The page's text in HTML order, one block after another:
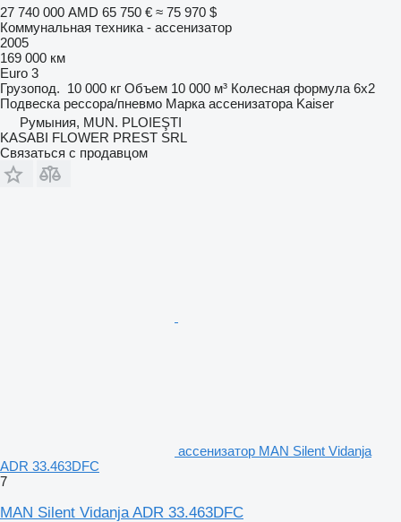
27 740 000 AMD 65 750 € ≈ 75 970 $
Коммунальная техника - ассенизатор
2005
169 000 км
Euro 3
Грузопод. 10 000 кг Объем 10 000 м³ Колесная формула 6x2
Подвеска рессора/пневмо Марка ассенизатора Kaiser
Румыния, MUN. PLOIEŞTI
KASABI FLOWER PREST SRL
Связаться с продавцом
ассенизатор MAN Silent Vidanja
ADR 33.463DFC
7
MAN Silent Vidanja ADR 33.463DFC